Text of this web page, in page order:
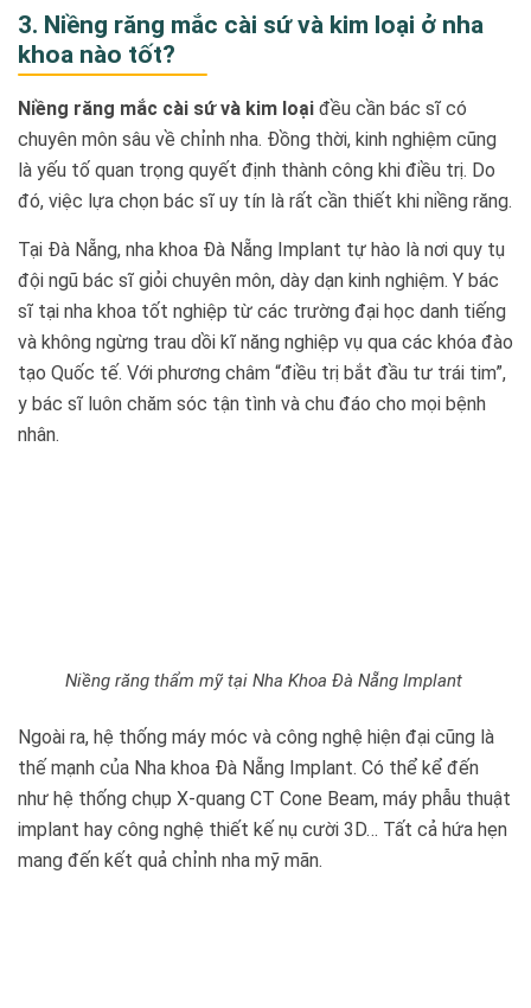
3. Niềng răng mắc cài sứ và kim loại ở nha
khoa nào tốt?
Niềng răng mắc cài sứ và kim loại đều cần bác sĩ có
chuyên môn sâu về chỉnh nha. Đồng thời, kinh nghiệm cũng
là yếu tố quan trọng quyết định thành công khi điều trị. Do
đó, việc lựa chọn bác sĩ uy tín là rất cần thiết khi niềng răng.
Tại Đà Nẵng, nha khoa Đà Nẵng Implant tự hào là nơi quy tụ
đội ngũ bác sĩ giỏi chuyên môn, dày dạn kinh nghiệm. Y bác
sĩ tại nha khoa tốt nghiệp từ các trường đại học danh tiếng
và không ngừng trau dồi kĩ năng nghiệp vụ qua các khóa đào
tạo Quốc tế. Với phương châm “điều trị bắt đầu tư trái tim”,
y bác sĩ luôn chăm sóc tận tình và chu đáo cho mọi bệnh
nhân.
Niềng răng thẩm mỹ tại Nha Khoa Đà Nẵng Implant
Ngoài ra, hệ thống máy móc và công nghệ hiện đại cũng là
thế mạnh của Nha khoa Đà Nẵng Implant. Có thể kể đến
như hệ thống chụp X-quang CT Cone Beam, máy phẫu thuật
implant hay công nghệ thiết kế nụ cười 3D… Tất cả hứa hẹn
mang đến kết quả chỉnh nha mỹ mãn.